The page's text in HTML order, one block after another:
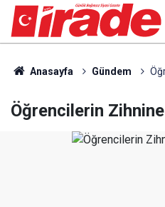
Anasayfa Gündem
Öğrencilerin